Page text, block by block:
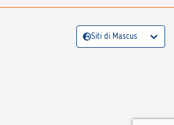
Siti di Mascus